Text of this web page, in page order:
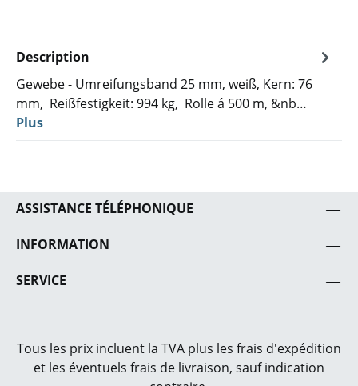
Description
Gewebe - Umreifungsband 25 mm, weiß, Kern: 76
mm, Reißfestigkeit: 994 kg, Rolle á 500 m, &nb…
Plus
ASSISTANCE TÉLÉPHONIQUE
INFORMATION
SERVICE
Tous les prix incluent la TVA plus les frais d'expédition
et les éventuels frais de livraison, sauf indication